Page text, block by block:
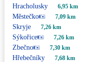
Hracholusky 6,95 km
Městečko 7,09 km
Skryje 7,26 km
Sýkořice 7,26 km
Zbečno 7,30 km
Hřebečníky 7,68 km